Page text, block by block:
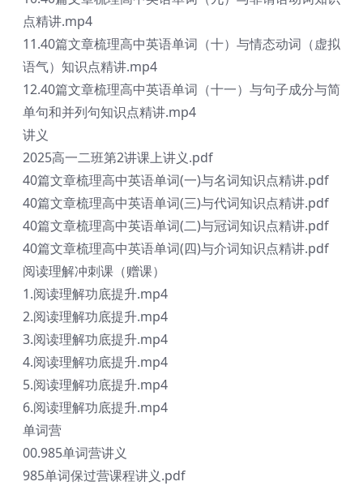
点精讲.mp4
11.40篇文章梳理高中英语单词（十）与情态动词（虚拟
语气）知识点精讲.mp4
12.40篇文章梳理高中英语单词（十一）与句子成分与简
单句和并列句知识点精讲.mp4
讲义
2025高一二班第2讲课上讲义.pdf
40篇文章梳理高中英语单词(一)与名词知识点精讲.pdf
40篇文章梳理高中英语单词(三)与代词知识点精讲.pdf
40篇文章梳理高中英语单词(二)与冠词知识点精讲.pdf
40篇文章梳理高中英语单词(四)与介词知识点精讲.pdf
阅读理解冲刺课（赠课）
1.阅读理解功底提升.mp4
2.阅读理解功底提升.mp4
3.阅读理解功底提升.mp4
4.阅读理解功底提升.mp4
5.阅读理解功底提升.mp4
6.阅读理解功底提升.mp4
单词营
00.985单词营讲义
985单词保过营课程讲义.pdf